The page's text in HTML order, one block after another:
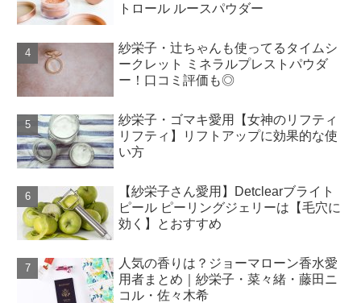
トロール ルースパウダー
紗栄子・辻ちゃんも使ってるタイムシ
ークレット ミネラルプレストパウダ
ー！口コミ評価も◎
紗栄子・ゴマキ愛用【女神のリフティ
リフティ】リフトアップに効果的な使
い方
【紗栄子さん愛用】Detclearブライト
ピール ピーリングジェリーは【毛穴に
効く】とおすすめ
人気の香りは？ジョーマローン香水愛
用者まとめ｜紗栄子・菜々緒・藤田ニ
コル・佐々木希